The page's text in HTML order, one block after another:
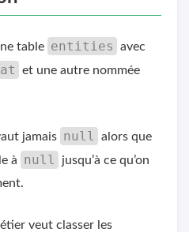
table entities
avec
et une autre nommée
jamais null
alors que
à
null
jusqu’à ce qu’on
veut classer les